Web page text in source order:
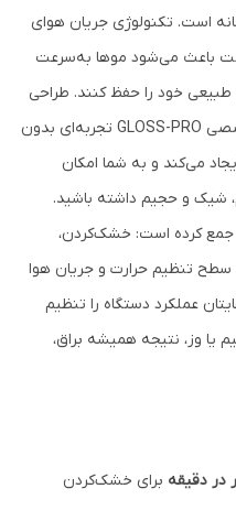
است. تکنولوژی جریان هوای
باعث می‌شود موها به‌سرعت
خود را حفظ کنند. طراحی
ارگونومیک، وزن متعادل و روکش تخصصی GLOSS-PRO تجربه‌ای بدون
می‌کند و به شما امکان
شیک و حجیم داشته باشید.
جمع کرده است: خشک‌کردن،
تنظیم حرارت و جریان هوا
عملکرد دستگاه را تنظیم
یا وز، نتیجه همیشه براق،
برای خشک‌کردن